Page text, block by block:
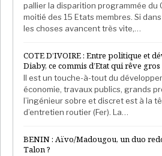
pallier la disparition programmée du
moitié des 15 Etats membres. Si
les choses avancent très vite,…
COTE D’IVOIRE : Entre politique et
Diaby, ce commis d’Etat qui rêve gros
Il est un touche-à-tout du
économie, travaux publics, grands
l’ingénieur sobre et discret est à la
d’entretien routier (Fer). La…
BENIN : Aïvo/Madougou, un duo
Talon ?